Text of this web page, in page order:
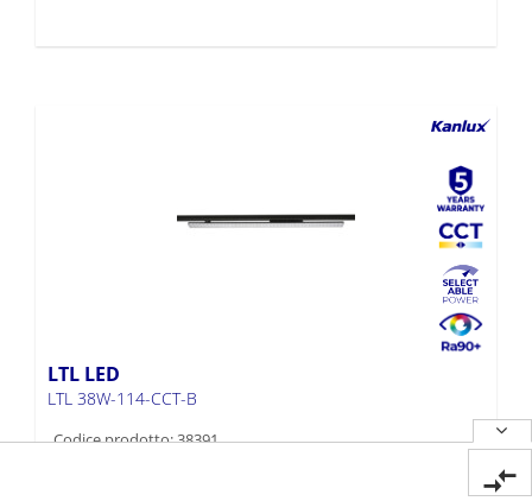
LTL LED
LTL 38W-114-CCT-B
Codice prodotto: 38391